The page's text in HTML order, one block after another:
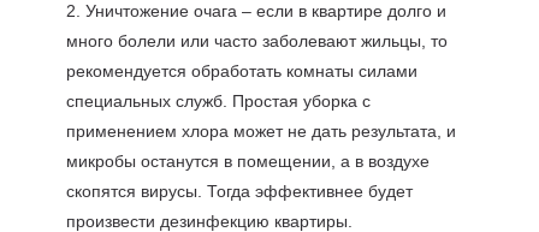
2. Уничтожение очага – если в квартире долго и
много болели или часто заболевают жильцы, то
рекомендуется обработать комнаты силами
специальных служб. Простая уборка с
применением хлора может не дать результата, и
микробы останутся в помещении, а в воздухе
скопятся вирусы. Тогда эффективнее будет
произвести дезинфекцию квартиры.